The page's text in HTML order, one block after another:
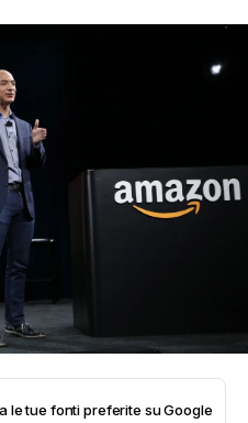
le tue fonti preferite su Google